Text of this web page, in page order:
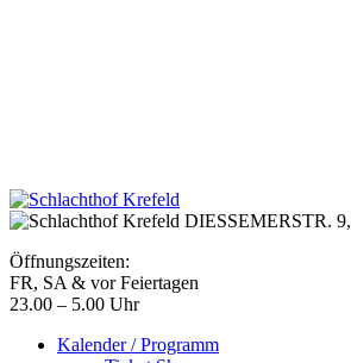
DIESSEMERSTR. 9,
Öffnungszeiten:
FR, SA & vor Feiertagen
23.00 – 5.00 Uhr
Kalender / Programm